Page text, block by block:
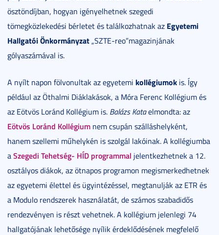
ösztöndíjban, hogyan igényelhetnek szegedi
tömegközlekedési bérletet és találkozhatnak az Egyetemi
Hallgatói Önkormányzat „SZTE-reo”magazinjának
gólyaszámával is.
A nyílt napon fölvonultak az egyetemi kollégiumok is. Így
például az Öthalmi Diáklakások, a Móra Ferenc Kollégium és
az Eötvös Loránd Kollégium is. Balázs Kataelmondta: az
Eötvös Loránd Kollégium nem csupán szálláshelyként,
hanem szellemi műhelykén is szolgál lakóinak. A kollégiumba
aSzegedi Tehetség- HÍD programmal jelentkezhetnek a 12.
osztályos diákok, az ötnapos programon megismerkedhetnek
az egyetemi élettel és ügyintézéssel, megtanulják az ETR és
a Modulo rendszerek használatát, de számos szabadidős
rendezvényen is részt vehetnek. A kollégium jelenlegi 74
hallgatójának lehetősége nyílik érdeklődésének megfelelő